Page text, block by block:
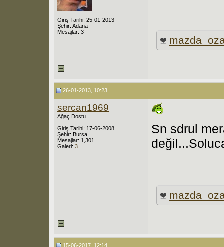
Giriş Tarihi: 25-01-2013
Şehir: Adana
Mesajlar: 3
26-01-2013, 10:23
sercan1969
Ağaç Dostu
Giriş Tarihi: 17-06-2008
Şehir: Bursa
Mesajlar: 1,301
Galeri: 3
Sn sdrul
15-06-2017, 12:14